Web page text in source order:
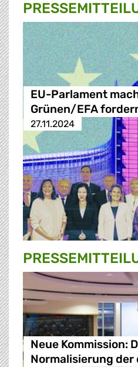
EU-Parlament
Grünen/EFA
27.11.2024
Neue Kommission:
Normalisierung der